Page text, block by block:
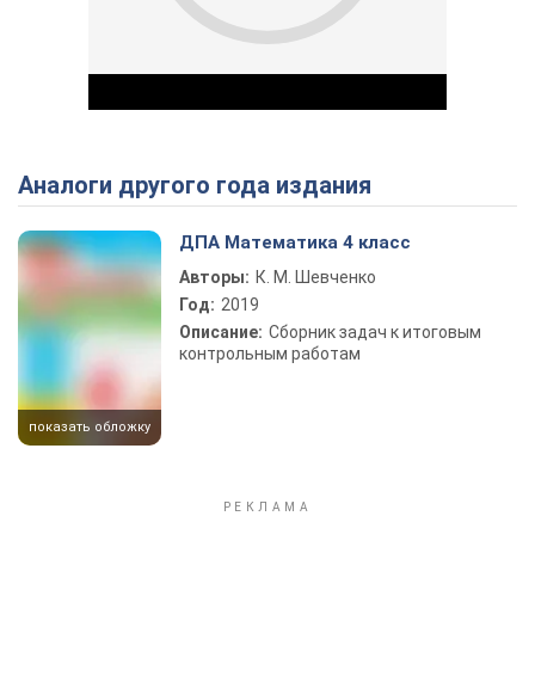
Play Video
Аналоги другого года издания
показать обложку
ДПА Математика 4 класс
Авторы: К. М. Шевченко
Год: 2019
Описание: Сборник задач к итоговым
контрольным работам